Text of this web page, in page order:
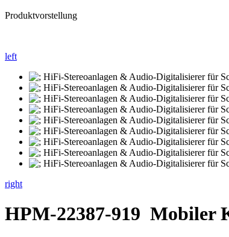
Produktvorstellung
left
right
HPM-22387-919 Mobiler